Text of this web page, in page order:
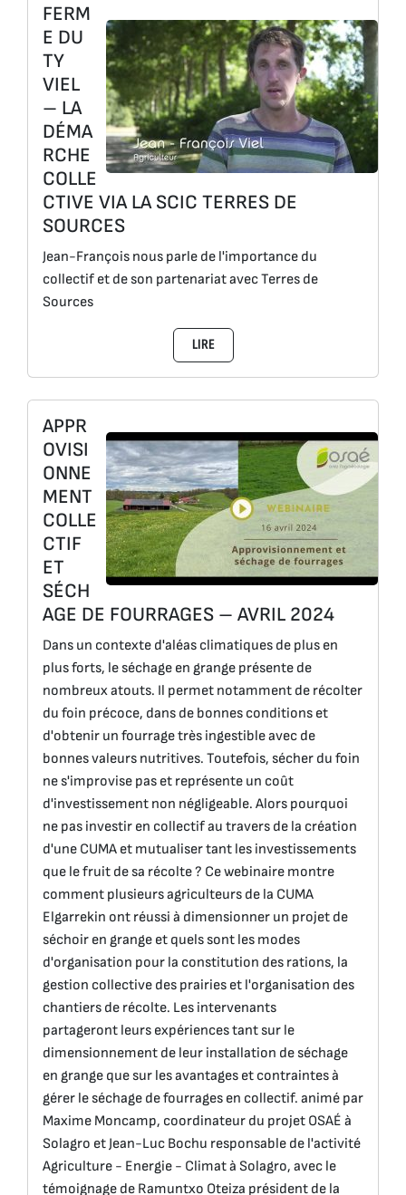
FERM
E DU
TY
VIEL
– LA
DÉMA
RCHE
COLLE
CTIVE VIA LA SCIC TERRES DE
SOURCES
Jean-François nous parle de l'importance du
collectif et de son partenariat avec Terres de
Sources
LIRE
APPR
OVISI
ONNE
MENT
COLLE
CTIF
ET
SÉCH
AGE DE FOURRAGES – AVRIL 2024
Dans un contexte d'aléas climatiques de plus en
plus forts, le séchage en grange présente de
nombreux atouts. Il permet notamment de récolter
du foin précoce, dans de bonnes conditions et
d'obtenir un fourrage très ingestible avec de
bonnes valeurs nutritives. Toutefois, sécher du foin
ne s'improvise pas et représente un coût
d'investissement non négligeable. Alors pourquoi
ne pas investir en collectif au travers de la création
d'une CUMA et mutualiser tant les investissements
que le fruit de sa récolte ? Ce webinaire montre
comment plusieurs agriculteurs de la CUMA
Elgarrekin ont réussi à dimensionner un projet de
séchoir en grange et quels sont les modes
d'organisation pour la constitution des rations, la
gestion collective des prairies et l'organisation des
chantiers de récolte. Les intervenants
partageront leurs expériences tant sur le
dimensionnement de leur installation de séchage
en grange que sur les avantages et contraintes à
gérer le séchage de fourrages en collectif. animé par
Maxime Moncamp, coordinateur du projet OSAÉ à
Solagro et Jean-Luc Bochu responsable de l'activité
Agriculture - Energie - Climat à Solagro, avec le
témoignage de Ramuntxo Oteiza président de la